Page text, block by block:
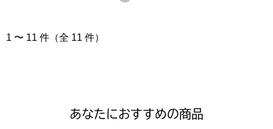
1 〜 11 件（全 11 件）
あなたにおすすめの商品